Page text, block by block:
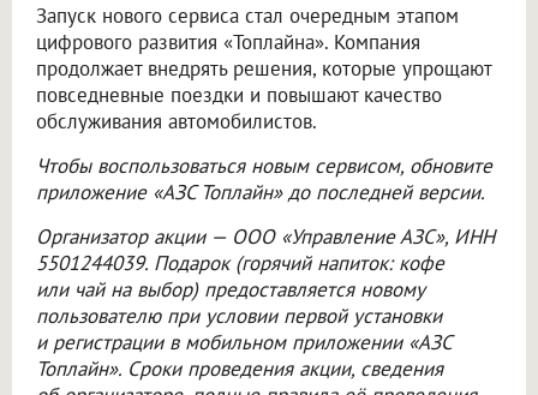
Запуск нового сервиса стал очередным этапом
цифрового развития «Топлайна». Компания
продолжает внедрять решения, которые упрощают
повседневные поездки и повышают качество
обслуживания автомобилистов.
Чтобы воспользоваться новым сервисом, обновите
приложение «АЗС Топлайн» до последней версии.
Организатор акции — ООО «Управление АЗС», ИНН
5501244039. Подарок (горячий напиток: кофе
или чай на выбор) предоставляется новому
пользователю при условии первой установки
и регистрации в мобильном приложении «АЗС
Топлайн». Сроки проведения акции, сведения